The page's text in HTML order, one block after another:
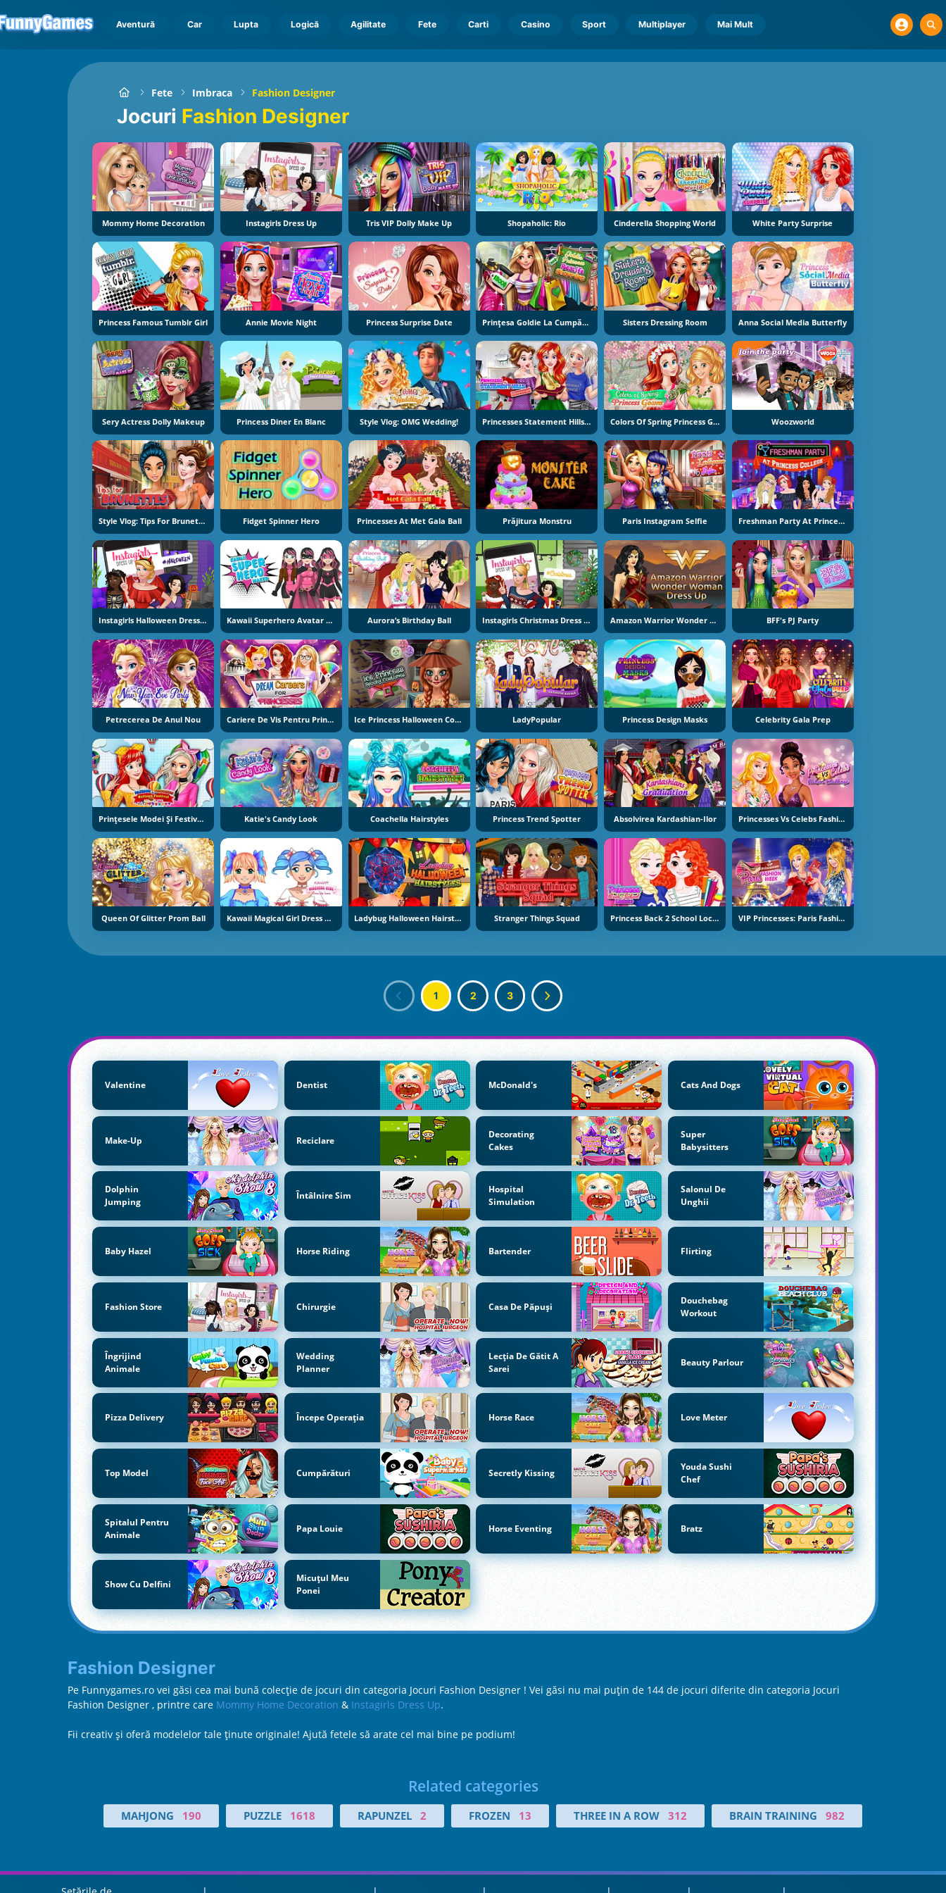
Aventură Car Lupta Logică Agilitate Fete Carti Casino Sport Multiplayer Mai Mult
Fete Imbraca Fashion Designer
Jocuri Fashion Designer
Mommy Home Decoration Instagirls Dress Up Tris VIP Dolly Make Up Shopaholic: Rio Cinderella Shopping World White Party Surprise
Princess Famous Tumblr Girl Annie Movie Night Princess Surprise Date Prințesa Goldie La Cumpărături Sisters Dressing Room Anna Social Media Butterfly
Sery Actress Dolly Makeup Princess Diner En Blanc Style Vlog: OMG Wedding! Princesses Statement Hills Obsession Colors Of Spring Princess Gowns Woozworld
Style Vlog: Tips For Brunettes Fidget Spinner Hero Princesses At Met Gala Ball Prăjitura Monstru Paris Instagram Selfie Freshman Party At Princess College
Instagirls Halloween Dress Up Kawaii Superhero Avatar Maker Aurora’s Birthday Ball Instagirls Christmas Dress Up Amazon Warrior Wonder Woman Dress Up BFF's PJ Party
Petrecerea De Anul Nou Cariere De Vis Pentru Prințese Ice Princess Halloween Costumes LadyPopular Princess Design Masks Celebrity Gala Prep
Prințesele Modei Și Festivalul Baloanelor Katie's Candy Look Coachella Hairstyles Princess Trend Spotter Absolvirea Kardashian-Ilor Princesses Vs Celebs Fashion Challenge
Queen Of Glitter Prom Ball Kawaii Magical Girl Dress Up Game Ladybug Halloween Hairstyles Stranger Things Squad Princess Back 2 School Lockers VIP Princesses: Paris Fashion Week
1 2 3
Valentine Dentist McDonald's Cats And Dogs
Make-Up Reciclare
Decorating
Cakes
Super
Babysitters
Dolphin
Jumping
Întâlnire Sim
Hospital
Simulation
Salonul De
Unghii
Baby Hazel Horse Riding Bartender Flirting
Fashion Store Chirurgie Casa De Păpuși
Douchebag
Workout
Îngrijind
Animale
Wedding
Planner
Lecția De Gătit A
Sarei
Beauty Parlour
Pizza Delivery Începe Operaţia Horse Race Love Meter
Top Model Cumpărături Secretly Kissing
Youda Sushi
Chef
Spitalul Pentru
Animale
Papa Louie Horse Eventing Bratz
Show Cu Delfini
Micuţul Meu
Ponei
Fashion Designer
Pe Funnygames.ro vei găsi cea mai bună colecție de jocuri din categoria Jocuri Fashion Designer ! Vei găsi nu mai puțin de 144 de jocuri diferite din categoria Jocuri
Fashion Designer , printre care Mommy Home Decoration & Instagirls Dress Up.
Fii creativ şi oferă modelelor tale ţinute originale! Ajută fetele să arate cel mai bine pe podium!
Related categories
MAHJONG 190 PUZZLE 1618 RAPUNZEL 2 FROZEN 13 THREE IN A ROW 312 BRAIN TRAINING 982